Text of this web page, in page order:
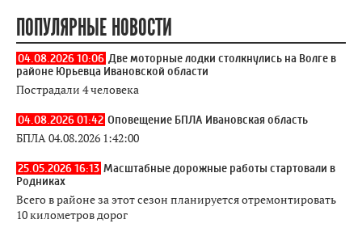
ПОПУЛЯРНЫЕ НОВОСТИ
04.08.2026 10:06 Две моторные лодки столкнулись на Волге в
районе Юрьевца Ивановской области
Пострадали 4 человека
04.08.2026 01:42 Оповещение БПЛА Ивановская область
БПЛА 04.08.2026 1:42:00
25.05.2026 16:13 Масштабные дорожные работы стартовали в
Родниках
Всего в районе за этот сезон планируется отремонтировать
10 километров дорог